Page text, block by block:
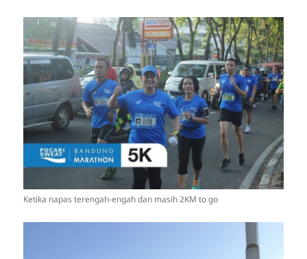
Ketika napas terengah-engah dan masih 2KM to go